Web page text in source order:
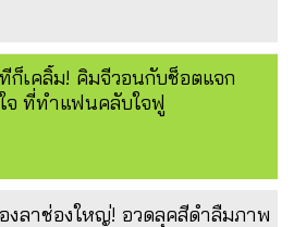
ก็เคลิ้ม! คิมจีวอนกับช็อตแจก
จ ที่ทำแฟนคลับใจฟู
งลาช่องใหญ่! อวดลุคสีดำลืมภาพ